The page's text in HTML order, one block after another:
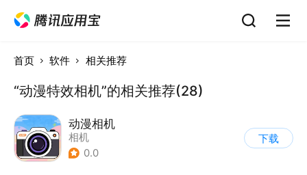
首页 软件 相关推荐
“动漫特效相机”的相关推荐(28)
动漫相机
相机
0.0
下载